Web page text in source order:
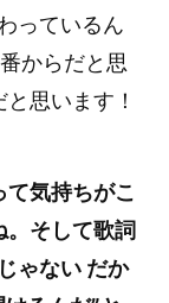
っているん
からだと思
思います！
気持ちがこ
。そして歌詞
ゃない だか